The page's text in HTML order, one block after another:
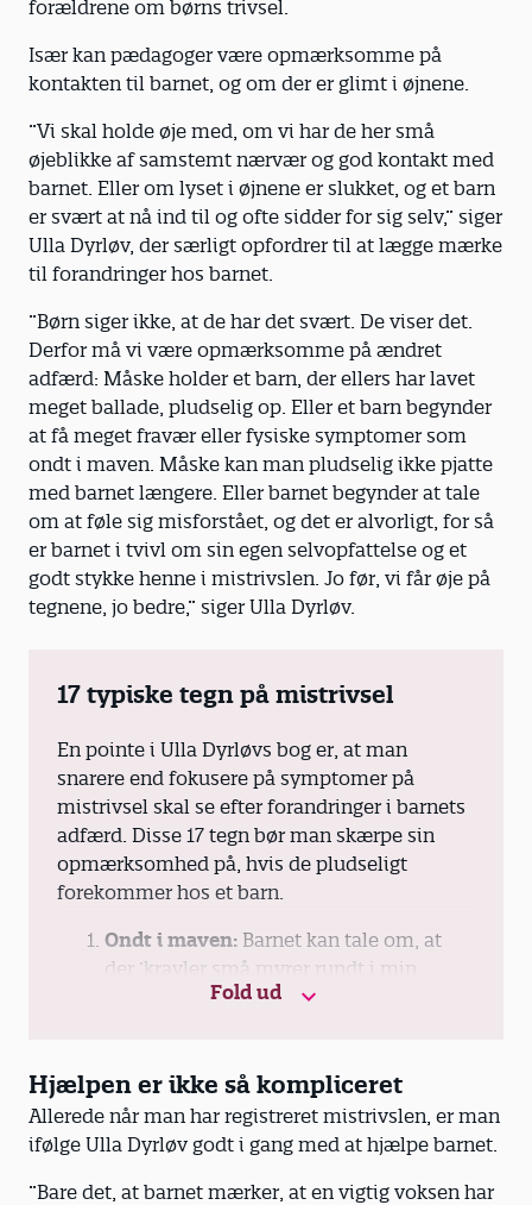
forældrene om børns trivsel.
Især kan pædagoger være opmærksomme på
kontakten til barnet, og om der er glimt i øjnene.
”Vi skal holde øje med, om vi har de her små
øjeblikke af samstemt nærvær og god kontakt med
barnet. Eller om lyset i øjnene er slukket, og et barn
er svært at nå ind til og ofte sidder for sig selv,” siger
Ulla Dyrløv, der særligt opfordrer til at lægge mærke
til forandringer hos barnet.
”Børn siger ikke, at de har det svært. De viser det.
Derfor må vi være opmærksomme på ændret
adfærd: Måske holder et barn, der ellers har lavet
meget ballade, pludselig op. Eller et barn begynder
at få meget fravær eller fysiske symptomer som
ondt i maven. Måske kan man pludselig ikke pjatte
med barnet længere. Eller barnet begynder at tale
om at føle sig misforstået, og det er alvorligt, for så
er barnet i tvivl om sin egen selvopfattelse og et
godt stykke henne i mistrivslen. Jo før, vi får øje på
tegnene, jo bedre,” siger Ulla Dyrløv.
17 typiske tegn på mistrivsel
En pointe i Ulla Dyrløvs bog er, at man
snarere end fokusere på symptomer på
mistrivsel skal se efter forandringer i barnets
adfærd. Disse 17 tegn bør man skærpe sin
opmærksomhed på, hvis de pludseligt
forekommer hos et barn.
Ondt i maven: Barnet kan tale om, at
der ’kravler små myrer rundt i min
mave’, eller måske ændre sin appetit.
det ikke ondt i hovedet, men det kan
klage over ondt i øjnene. Små børn, der
ikke har ord for hovedpine, kan finde på
Fold ud
Hjælpen er ikke så kompliceret
Allerede når man har registreret mistrivslen, er man
ifølge Ulla Dyrløv godt i gang med at hjælpe barnet.
”Bare det, at barnet mærker, at en vigtig voksen har